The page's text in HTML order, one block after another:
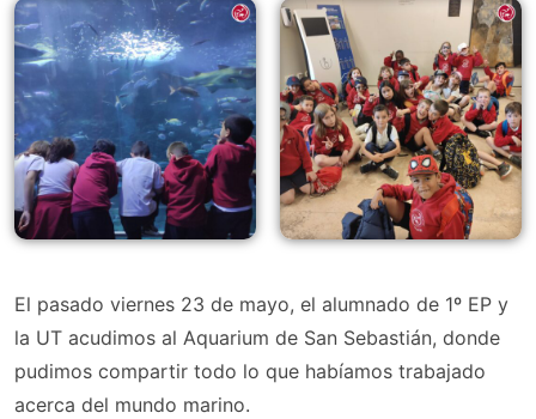
El pasado viernes 23 de mayo, el alumnado de 1º EP y
la UT acudimos al Aquarium de San Sebastián, donde
pudimos compartir todo lo que habíamos trabajado
acerca del mundo marino.